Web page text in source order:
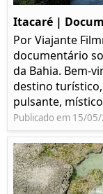
Itacaré |
Por Viajante
documentário
da Bahia. Bem-
destino
pulsante,
Publicado em 15/